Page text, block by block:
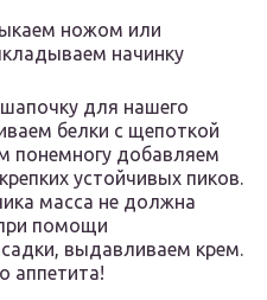
ножом или
начинку
для нашего
белки с щепоткой
понемногу добавляем
устойчивых пиков.
масса не должна
помощи
выдавливаем крем.
аппетита!